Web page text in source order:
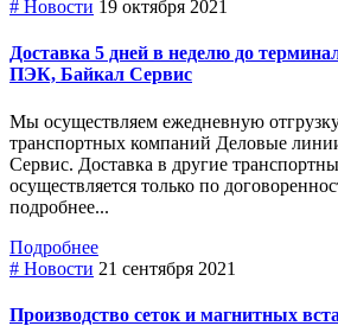
# Новости 19 октября 2021
Доставка 5 дней в неделю до
ПЭК, Байкал Сервис
Мы осуществляем ежедневную
транспортных компаний Деловые
Сервис. Доставка в другие
осуществляется только по
подробнее...
Подробнее
# Новости 21 сентября 2021
Производство сеток и магнитных